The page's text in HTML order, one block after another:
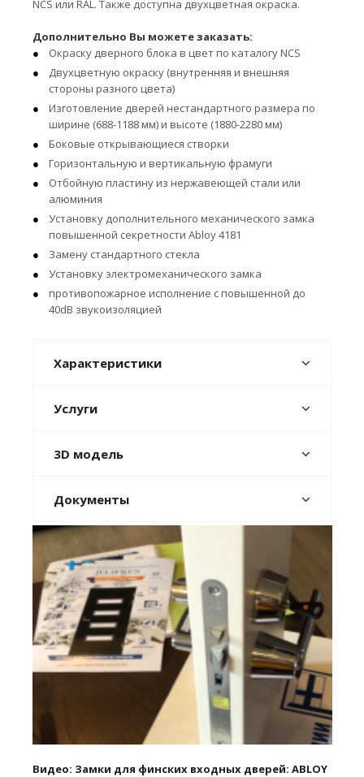
NCS или RAL. Также доступна двухцветная окраска.
Дополнительно Вы можете заказать:
Окраску дверного блока в цвет по каталогу NCS
Двухцветную окраску (внутренняя и внешняя
стороны разного цвета)
Изготовление дверей нестандартного размера по
ширине (688-1188 мм) и высоте (1880-2280 мм)
Боковые открывающиеся створки
Горизонтальную и вертикальную фрамуги
Отбойную пластину из нержавеющей стали или
алюминия
Установку дополнительного механического замка
повышенной секретности Abloy 4181
Замену стандартного стекла
Установку электромеханического замка
противопожарное исполнение с повышенной до
40dB звукоизоляцией
Характеристики
Услуги
3D модель
Документы
Видео: Замки для финских входных дверей: ABLOY